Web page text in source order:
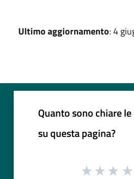
Ultimo aggiornamento: 4
Quanto sono chiare
su questa pagina?